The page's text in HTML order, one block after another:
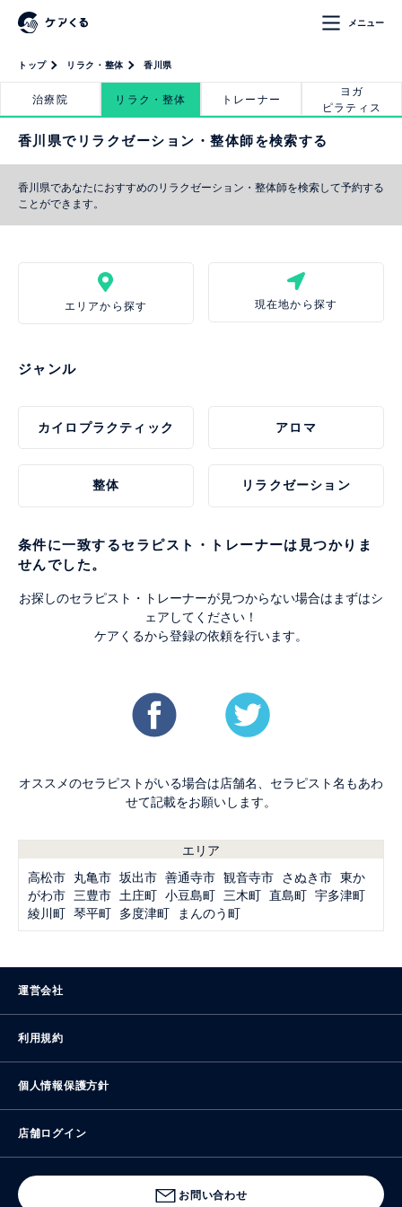
メニュー
トップ リラク・整体 香川県
治療院 リラク・整体 トレーナー
ヨガ
ピラティス
香川県でリラクゼーション・整体師を検索する
香川県であなたにおすすめのリラクゼーション・整体師を検索して予約する
ことができます。
エリアから探す 現在地から探す
ジャンル
カイロプラクティック アロマ
整体 リラクゼーション
条件に一致するセラピスト・トレーナーは見つかりま
せんでした。
お探しのセラピスト・トレーナーが見つからない場合はまずはシ
ェアしてください！
ケアくるから登録の依頼を行います。
オススメのセラピストがいる場合は店舗名、セラピスト名もあわ
せて記載をお願いします。
エリア
高松市 丸亀市 坂出市 善通寺市 観音寺市 さぬき市 東か
がわ市 三豊市 土庄町 小豆島町 三木町 直島町 宇多津町
綾川町 琴平町 多度津町 まんのう町
運営会社
利用規約
個人情報保護方針
店舗ログイン
お問い合わせ